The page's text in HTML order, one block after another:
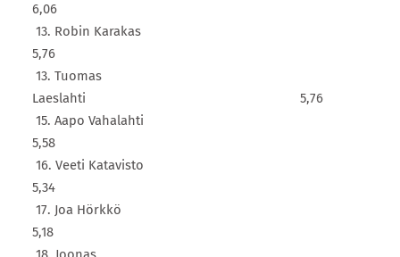
6,06
13. Robin Karakas
5,76
13. Tuomas
Laeslahti 5,76
15. Aapo Vahalahti
5,58
16. Veeti Katavisto
5,34
17. Joa Hörkkö
5,18